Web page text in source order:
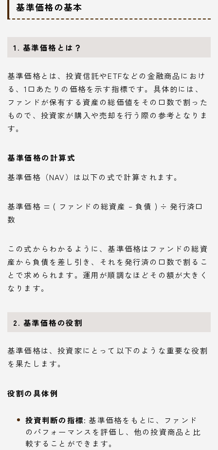
基準価格の基本
1. 基準価格とは？
基準価格とは、投資信託やETFなどの金融商品におけ
る、1口あたりの価格を示す指標です。具体的には、
ファンドが保有する資産の総価値をその口数で割った
もので、投資家が購入や売却を行う際の参考となりま
す。
基準価格の計算式
基準価格（NAV）は以下の式で計算されます。
基準価格 = ( ファンドの総資産 – 負債 ) ÷ 発行済口
数
この式からわかるように、基準価格はファンドの総資
産から負債を差し引き、それを発行済の口数で割るこ
とで求められます。運用が順調なほどその額が大きく
なります。
2. 基準価格の役割
基準価格は、投資家にとって以下のような重要な役割
を果たします。
役割の具体例
投資判断の指標: 基準価格をもとに、ファンド
のパフォーマンスを評価し、他の投資商品と比
較することができます。